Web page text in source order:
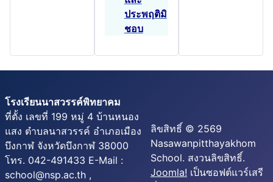
ประพฤติมิ
ชอบ
โรงเรียนนาสวรรค์พิทยาคม
ที่ตั้ง เลขที่ 199 หมู่ 4 บ้านหนอง
แสง ตำบลนาสวรรค์ อำเภอเมือง
บึงกาฬ จังหวัดบึงกาฬ 38000
โทร. 042-491433 E-Mail :
school@nsp.ac.th ,
ลิขสิทธิ์ © 2569
Nasawanpitthayakhom
School. สงวนลิขสิทธิ์.
Joomla! เป็นซอฟต์แวร์เสรี